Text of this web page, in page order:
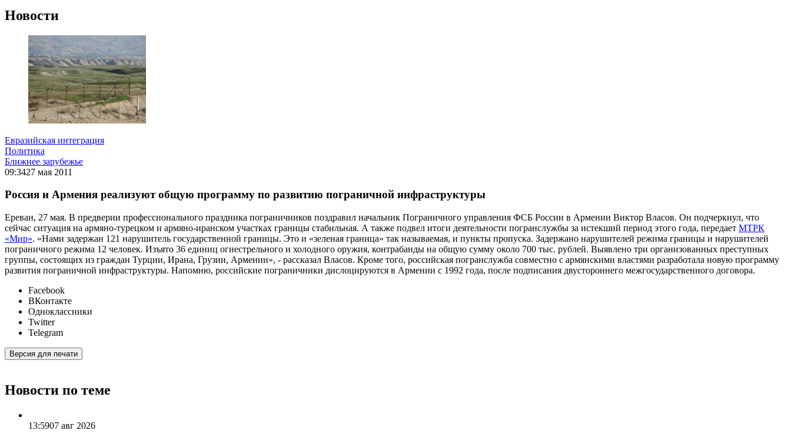
Новости
Евразийская интеграция
Политика
Ближнее зарубежье
09:3427 мая 2011
Россия и Армения реализуют общую программу по развитию пограничной инфраструктуры
Ереван, 27 мая. В предверии профессионального праздника пограничников поздравил начальник Пограничного управления ФСБ России в Армении Виктор Власов. Он подчеркнул, что
сейчас ситуация на армяно-турецком и армяно-иранском участках границы стабильная. А также подвел итоги деятельности погранслужбы за истекший период этого года, передает МТРК
«Мир». «Нами задержан 121 нарушитель государственной границы. Это и «зеленая граница» так называемая, и пункты пропуска. Задержано нарушителей режима границы и нарушителей
пограничного режима 12 человек. Изъято 36 единиц огнестрельного и холодного оружия, контрабанды на общую сумму около 700 тыс. рублей. Выявлено три организованных преступных
группы, состоящих из граждан Турции, Ирана, Грузии, Армении», - рассказал Власов. Кроме того, российская погранслужба совместно с армянскими властями разработала новую программу
развития пограничной инфраструктуры. Напомню, российские пограничники дислоцируются в Армении с 1992 года, после подписания двустороннего межгосударственного договора.
Facebook
ВКонтакте
Одноклассники
Twitter
Telegram
Версия для печати
Новости по теме
13:5907 авг 2026